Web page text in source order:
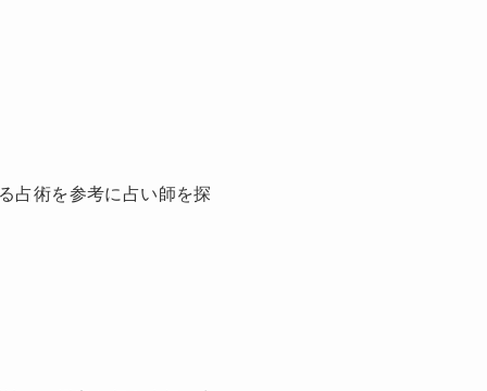
占術を参考に占い師を探